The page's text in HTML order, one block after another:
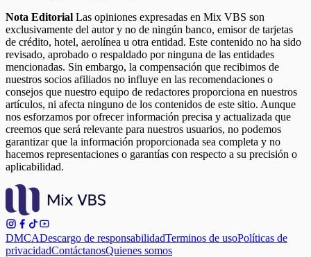
Nota Editorial Las opiniones expresadas en Mix VBS son
exclusivamente del autor y no de ningún banco, emisor de tarjetas
de crédito, hotel, aerolínea u otra entidad. Este contenido no ha sido
revisado, aprobado o respaldado por ninguna de las entidades
mencionadas. Sin embargo, la compensación que recibimos de
nuestros socios afiliados no influye en las recomendaciones o
consejos que nuestro equipo de redactores proporciona en nuestros
artículos, ni afecta ninguno de los contenidos de este sitio. Aunque
nos esforzamos por ofrecer información precisa y actualizada que
creemos que será relevante para nuestros usuarios, no podemos
garantizar que la información proporcionada sea completa y no
hacemos representaciones o garantías con respecto a su precisión o
aplicabilidad.
DMCADescargo de responsabilidadTerminos de usoPolíticas de
privacidadContáctanosQuienes somos